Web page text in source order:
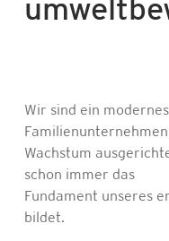
Wir sind ein
Wachstum
schon immer das
Fundament unseres
bildet.